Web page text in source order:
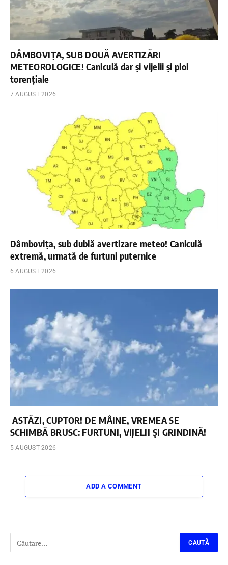
DÂMBOVIȚA, SUB DOUĂ AVERTIZĂRI
METEOROLOGICE! Caniculă dar și vijelii și ploi
torențiale
7 AUGUST 2026
Dâmbovița, sub dublă avertizare meteo! Caniculă
extremă, urmată de furtuni puternice
6 AUGUST 2026
ASTĂZI, CUPTOR! DE MÂINE, VREMEA SE
SCHIMBĂ BRUSC: FURTUNI, VIJELII ȘI GRINDINĂ!
5 AUGUST 2026
ADD A COMMENT